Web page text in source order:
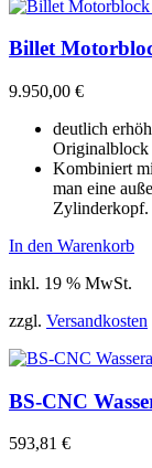
Billet
9.950,00 €
deutlich
Originalblock
Kombiniert
man eine
Zylinderkopf.
In den Warenkorb
inkl. 19 % MwSt.
zzgl. Versandkosten
BS-CNC
593,81 €